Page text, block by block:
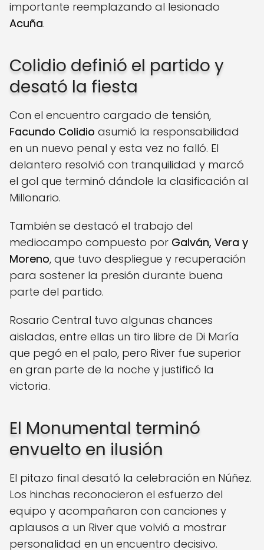
importante reemplazando al lesionado
Acuña.
Colidio definió el partido y
desató la fiesta
Con el encuentro cargado de tensión,
Facundo Colidio asumió la responsabilidad
en un nuevo penal y esta vez no falló. El
delantero resolvió con tranquilidad y marcó
el gol que terminó dándole la clasificación al
Millonario.
También se destacó el trabajo del
mediocampo compuesto por Galván, Vera y
Moreno, que tuvo despliegue y recuperación
para sostener la presión durante buena
parte del partido.
Rosario Central tuvo algunas chances
aisladas, entre ellas un tiro libre de Di María
que pegó en el palo, pero River fue superior
en gran parte de la noche y justificó la
victoria.
El Monumental terminó
envuelto en ilusión
El pitazo final desató la celebración en Núñez.
Los hinchas reconocieron el esfuerzo del
equipo y acompañaron con canciones y
aplausos a un River que volvió a mostrar
personalidad en un encuentro decisivo.